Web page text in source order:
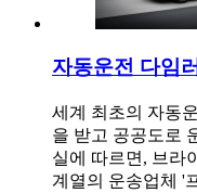
자동운전 다임
세계 최초의 자동
을 받고 공공도로
실에 따르면, 브라
계열의 운송업체 '